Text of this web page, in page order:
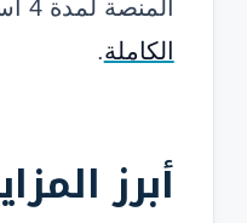
المنصة لمدة 4 أسابيع على أزواج العملات الرئيسية والأسهم الأمريكية.
الكاملة.
أبرز